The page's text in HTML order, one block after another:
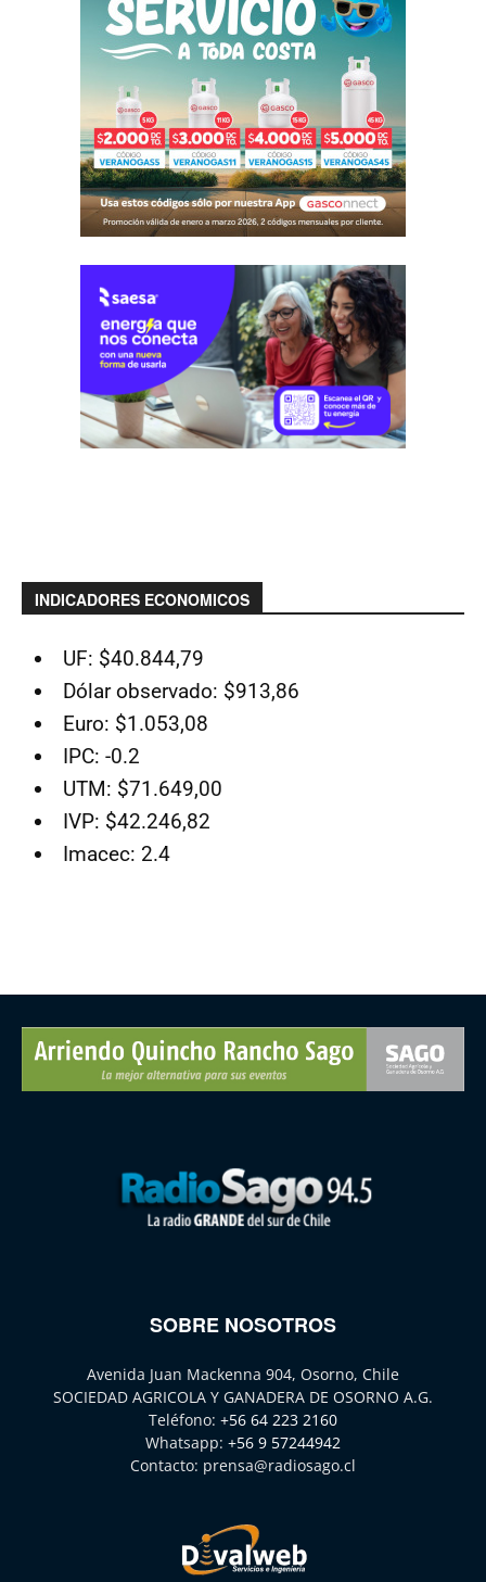
INDICADORES ECONOMICOS
UF: $40.844,79
Dólar observado: $913,86
Euro: $1.053,08
IPC: -0.2
UTM: $71.649,00
IVP: $42.246,82
Imacec: 2.4
SOBRE NOSOTROS
Avenida Juan Mackenna 904, Osorno, Chile
SOCIEDAD AGRICOLA Y GANADERA DE OSORNO A.G.
Teléfono: +56 64 223 2160
Whatsapp: +56 9 57244942
Contacto: prensa@radiosago.cl